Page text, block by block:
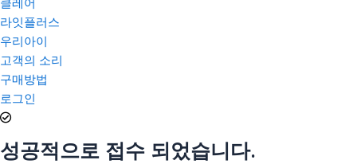
라잇플러스
우리아이
고객의 소리
구매방법
로그인
성공적으로 접수 되었습니다.